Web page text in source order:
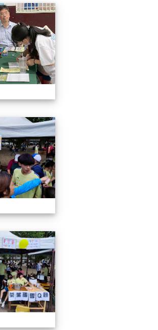
114-04-19園遊會
114-04-19園遊會
114-04-19園遊會